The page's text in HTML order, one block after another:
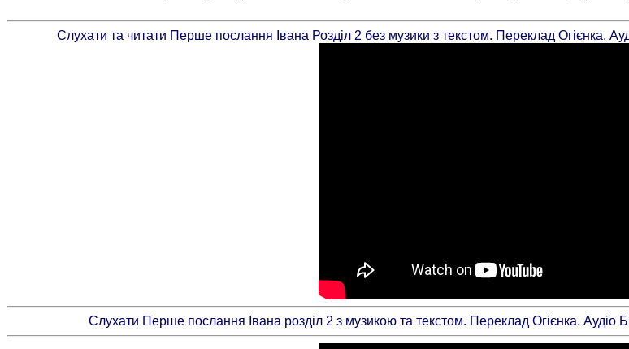
Слухати та читати Перше послання Івана Розділ 2 без музики з текстом. Переклад Огієнка.
Слухати Перше послання Івана розділ 2 з музикою та текстом. Переклад Огієнка. Аудіо